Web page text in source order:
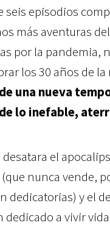
seis episodios
más aventuras
por la pandemia,
los 30 años de
una nueva
lo inefable,
el
nunca vende,
dedicatorias) y el
dedicado a vivir